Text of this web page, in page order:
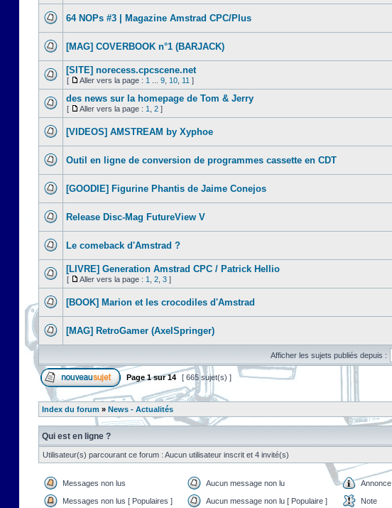
64 NOPs #3 | Magazine Amstrad CPC/Plus
[MAG] COVERBOOK n°1 (BARJACK)
[SITE] norecess.cpcscene.net
[ Aller vers la page : 1 9 10 11 ]
des news sur la homepage de Tom & Jerry
[ Aller vers la page : 1 2 ]
[VIDEOS] AMSTREAM by Xyphoe
Outil en ligne de conversion de programmes cassette en CDT
[GOODIE] Figurine Phantis de Jaime Conejos
Release Disc-Mag FutureView V
Le comeback d'Amstrad ?
[LIVRE] Generation Amstrad CPC / Patrick Hellio
[ Aller vers la page : 1 2 3 ]
[BOOK] Marion et les crocodiles d'Amstrad
[MAG] RetroGamer (AxelSpringer)
Afficher les sujets publiés depuis :
Page1sur14 [ 665 sujet(s) ]
Index du forum » News - Actualités
Qui est en ligne ?
Utilisateur(s) parcourant ce forum : Aucun utilisateur inscrit et 4 invité(s)
Messages non lus Aucun message non lu Annonce
Messages non lus [ Populaires ] Aucun message non lu [ Populaire ] Note